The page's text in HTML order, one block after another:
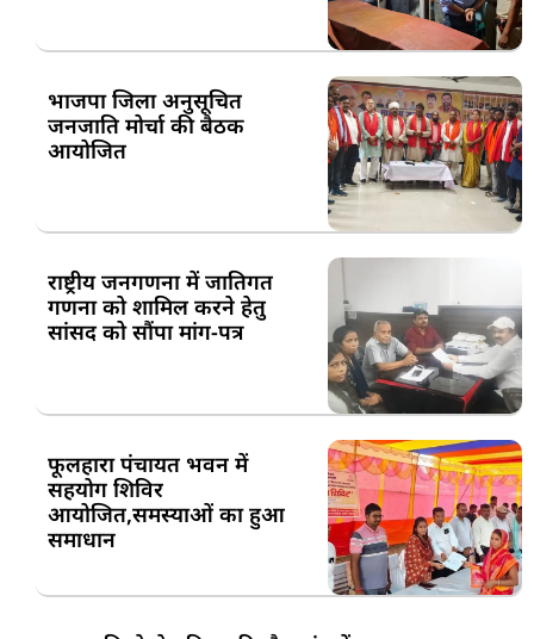
भाजपा जिला अनुसूचित
जनजाति मोर्चा की बैठक
आयोजित
राष्ट्रीय जनगणना में जातिगत
गणना को शामिल करने हेतु
सांसद को सौंपा मांग-पत्र
फूलहारा पंचायत भवन में
सहयोग शिविर
आयोजित,समस्याओं का हुआ
समाधान